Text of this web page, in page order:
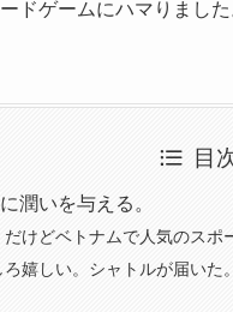
ドゲームにハマりました
目
潤いを与える。
けどベトナムで人気のスポ
嬉しい。シャトルが届いた。